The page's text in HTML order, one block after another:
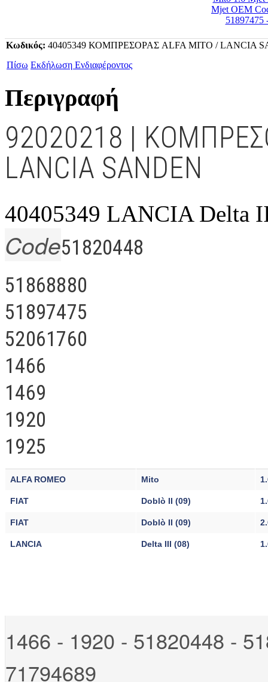
Κωδικός: 40405349 ΚΟΜΠΡΕΣΟΡΑΣ ALFA MITO / LANCIA
Πίσω Εκδήλωση Ενδιαφέροντος
Περιγραφή
92020218 |
LANCIA SANDEN
40405349 LANCIA Delta
Code51820448
51868880
51897475
52061760
1466
1469
1920
1925
ALFA ROMEO Mito
FIAT Doblò II (09)
FIAT Doblò II (09)
LANCIA Delta III (08)
1466 - 1920 - 51820448 -
71794689